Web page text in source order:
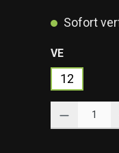
Sofort
VEauswählen
12